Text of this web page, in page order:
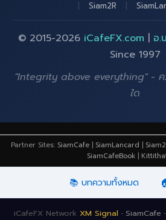
Siam2R
© 2015-2026 iCafeFX.com | อ.
Since 1997
"Integrity above everything" - ค
ใด
Partner Sites: SiamCafe | SiamLancard |
SiamCafeBook |
📚 บทความทั้งหมด
iCafeFX Network XM Signal · SiamCafe ·